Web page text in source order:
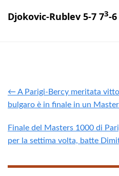
Djokovic-Rublev 5-7 73-
← A Parigi-Bercy meritata
bulgaro è in finale in un
Finale del Masters 1000 di
per la settima volta, batte